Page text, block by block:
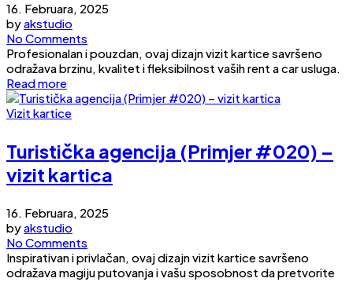
16. Februara, 2025
byakstudio
No Comments
Profesionalan i pouzdan, ovaj dizajn vizit kartice savršeno
odražava brzinu, kvalitet i fleksibilnost vaših rent a car usluga.
Read more
Vizit kartice
Turistička agencija (Primjer #020) –
vizit kartica
16. Februara, 2025
byakstudio
No Comments
Inspirativan i privlačan, ovaj dizajn vizit kartice savršeno
odražava magiju putovanja i vašu sposobnost da pretvorite